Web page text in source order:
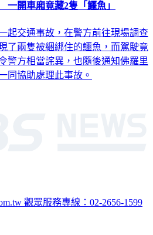
開車廂竟藏2隻「鱷魚」
起交通事故，在警方前往現場調查
了兩隻被綑綁住的鱷魚，而駕駛竟
警方相當詫異，也隨後通知佛羅里
同協助處理此事故。
觀眾服務專線：02-2656-1599